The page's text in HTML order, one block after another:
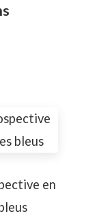
en